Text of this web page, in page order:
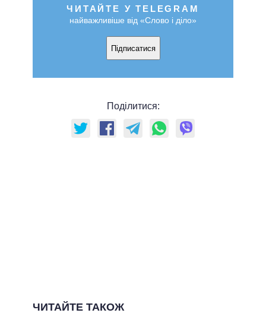
ЧИТАЙТЕ У TELEGRAM
найважливіше від «Слово і діло»
Підписатися
Поділитися:
ЧИТАЙТЕ ТАКОЖ